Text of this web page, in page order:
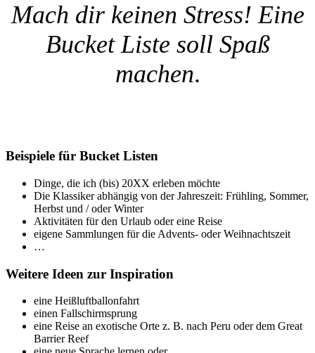
Mach dir keinen Stress! Eine
Bucket Liste soll Spaß
machen.
Beispiele für Bucket Listen
Dinge, die ich (bis) 20XX erleben möchte
Die Klassiker abhängig von der Jahreszeit: Frühling, Sommer,
Herbst und / oder Winter
Aktivitäten für den Urlaub oder eine Reise
eigene Sammlungen für die Advents- oder Weihnachtszeit
…
Weitere Ideen zur Inspiration
eine Heißluftballonfahrt
einen Fallschirmsprung
eine Reise an exotische Orte z. B. nach Peru oder dem Great
Barrier Reef